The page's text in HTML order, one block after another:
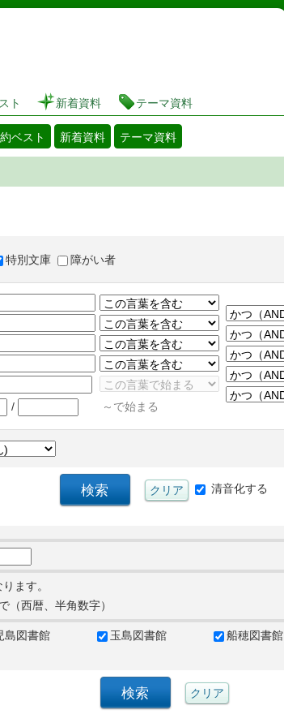
図書館 蔵書検索・予約システム
ト 新着資料 テーマ資料
ベスト 新着資料 テーマ資料
特別文庫 障がい者
/ ～で始まる
清音化する
ます。
（西暦、半角数字）
島図書館 玉島図書館 船穂図書館